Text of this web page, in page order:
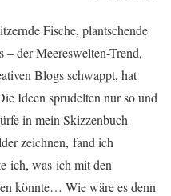
Fische, plantschende
der Meereswelten-Trend,
Blogs schwappt, hat
Ideen sprudelten nur so und
in mein Skizzenbuch
zeichnen, fand ich
ich, was ich mit den
könnte… Wie wäre es denn